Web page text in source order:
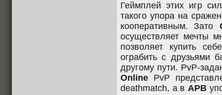
Геймплей этих игр
такого упора на
кооперативным. Зато
осуществляет мечты
позволяет купить
ограбить с друзьями
другому пути. PvP-
Online PvP
deathmatch, а вAPB